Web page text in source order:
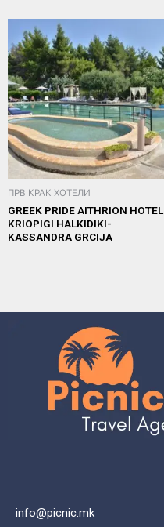
ПРВ КРАК ХОТЕЛИ
GREEK PRIDE AITHRION HOTEL
KRIOPIGI HALKIDIKI-
KASSANDRA GRCIJA
info@picnic.mk